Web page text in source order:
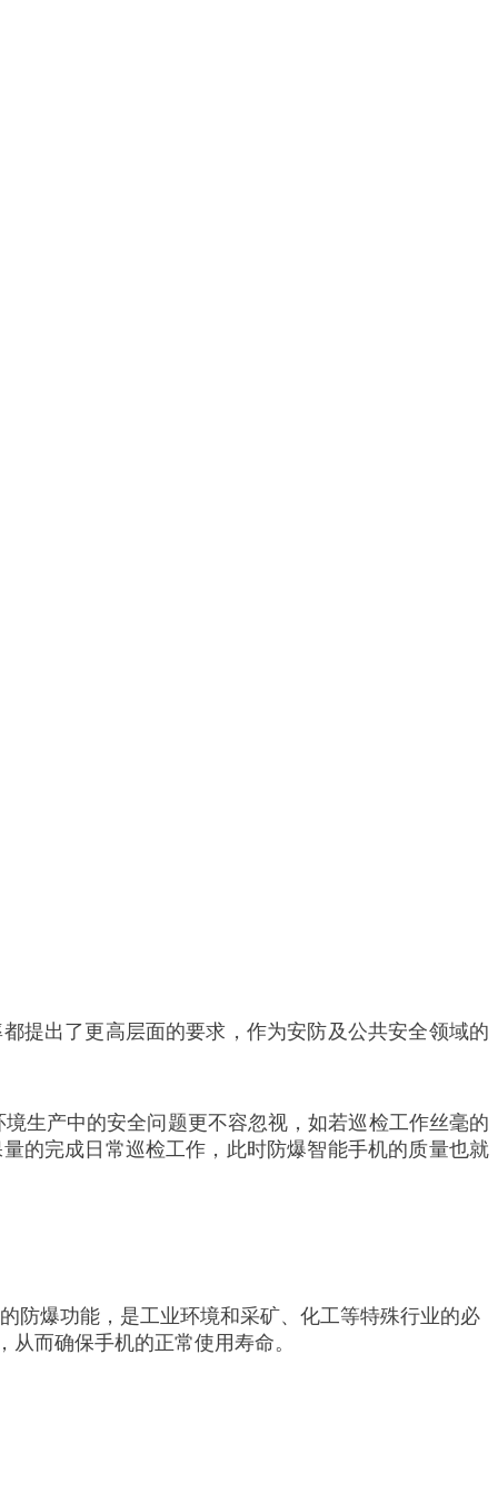
提出了更高层面的要求，作为安防及公共安全领域的
生产中的安全问题更不容忽视，如若巡检工作丝毫的
的完成日常巡检工作，此时防爆智能手机的质量也就
防爆功能，是工业环境和采矿、化工等特殊行业的必
而确保手机的正常使用寿命。